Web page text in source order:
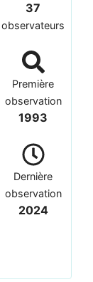
37
observateurs
Première
observation
1993
Dernière
observation
2024